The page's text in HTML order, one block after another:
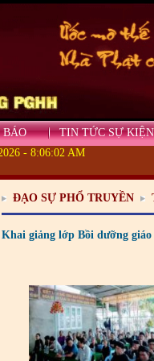
BÁO
TIN TỨC SỰ KIỆN
- 8:06:03 AM
ĐẠO SỰ PHỔ TRUYỀN
Khai giảng lớp Bồi dưỡng